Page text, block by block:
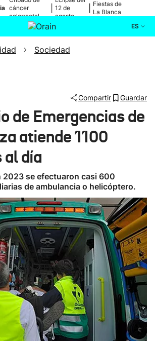
cáncer
colorrectal
12 de
agosto
Fiestas de
La Blanca
ES
Actualidad
Ikusmiran
Eguraldia
Sociedad
Compartir Guardar
de Emergencias de
atiende 1100
día
2023 se efectuaron casi 600
de ambulancia o helicóptero.